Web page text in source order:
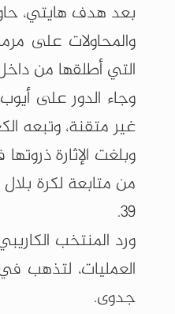
بعد هدف هايتي،
والمحاولات على
التي أطلقها من
وجاء الدور على
غير متقنة، وتبعه
من متابعة لكرة
39.
ورد المنتخب
جدوى.